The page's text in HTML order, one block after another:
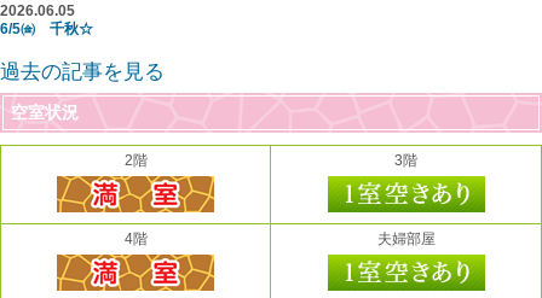
2026.06.05
6/5㈮ 千秋☆
過去の記事を見る
空室状況
2階 3階
4階 夫婦部屋